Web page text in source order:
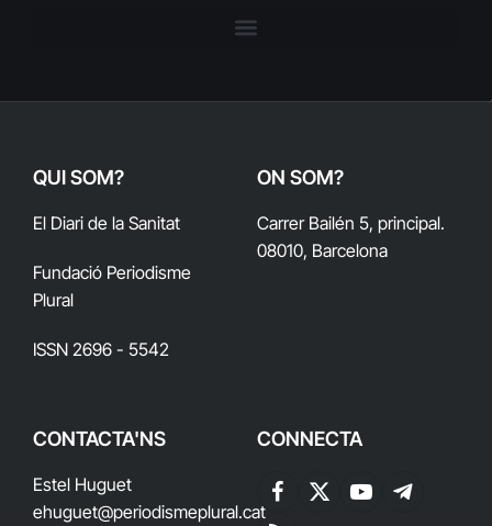
QUI SOM?
El Diari de la Sanitat
Fundació Periodisme
Plural
ISSN 2696 - 5542
ON SOM?
Carrer Bailén 5, principal.
08010, Barcelona
CONTACTA'NS
Estel Huguet
ehuguet@periodismeplural.cat
CONNECTA
Facebook
X
YouTubeTelegram